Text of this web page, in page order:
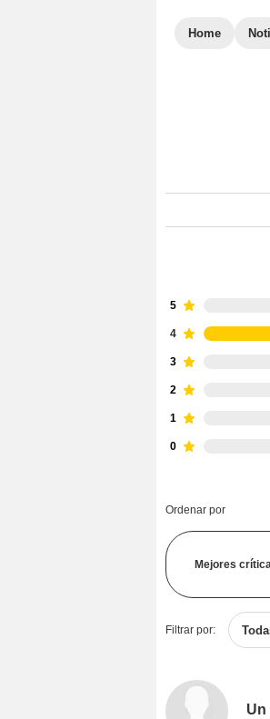
Home
5
4
3
2
1
0
Ordenar por
Mejores
Filtrar por:
Un